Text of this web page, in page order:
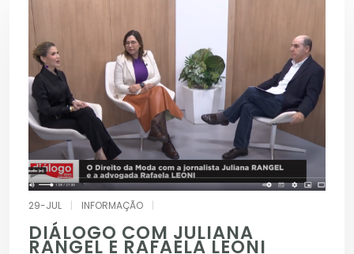
29-JUL INFORMAÇÃO
DIÁLOGO COM JULIANA
RANGEL E RAFAELA LEONI